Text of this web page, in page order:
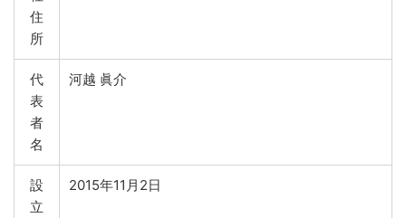
住
所
代
表
者
名
河越 眞介
設
立
2015年11月2日